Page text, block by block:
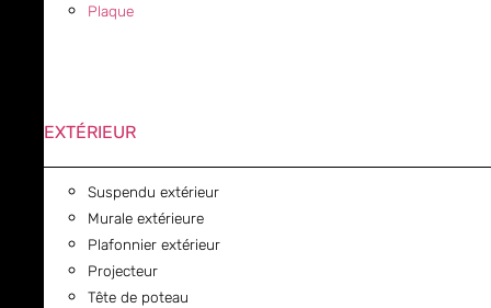
Plaque
EXTÉRIEUR
Suspendu extérieur
Murale extérieure
Plafonnier extérieur
Projecteur
Tête de poteau